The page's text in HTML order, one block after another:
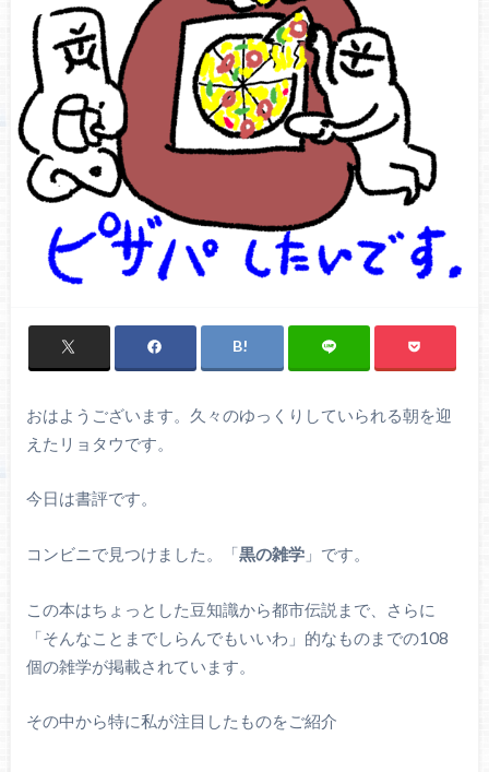
おはようございます。久々のゆっくりしていられる朝を迎
えたリョタウです。
今日は書評です。
コンビニで見つけました。「黒の雑学」です。
この本はちょっとした豆知識から都市伝説まで、さらに
「そんなことまでしらんでもいいわ」的なものまでの108
個の雑学が掲載されています。
その中から特に私が注目したものをご紹介